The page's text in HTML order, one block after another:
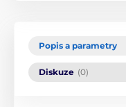
Popis a parametry
Diskuze (0)